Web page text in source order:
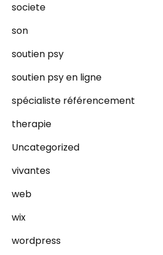
societe
son
soutien psy
soutien psy en ligne
spécialiste référencement
therapie
Uncategorized
vivantes
web
wix
wordpress